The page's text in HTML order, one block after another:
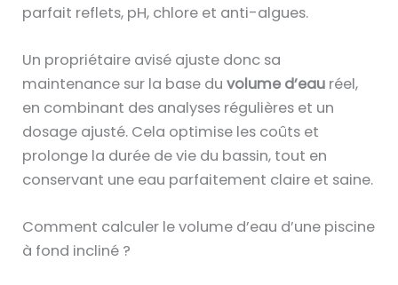
parfait reflets, pH, chlore et anti-algues.
Un propriétaire avisé ajuste donc sa
maintenance sur la base duvolume d’eau réel,
en combinant des analyses régulières et un
dosage ajusté. Cela optimise les coûts et
prolonge la durée de vie du bassin, tout en
conservant une eau parfaitement claire et saine.
Comment calculer le volume d’eau d’une piscine
à fond incliné ?